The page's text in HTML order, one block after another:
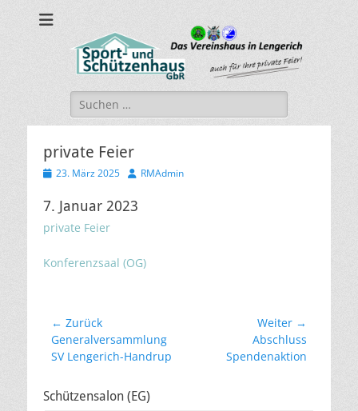
sport-und-
schuetzenhaus.de
Sport- und Schützenhaus GbR
Suche
nach:
private Feier
Veröffentlicht
23. März 2025 AutorRMAdmin
7. Januar 2023
private Feier
Konferenzsaal (OG)
Beitragsnavigation
← Zurück
Vorheriger
Beitrag:
Generalversammlung
SV Lengerich-Handrup
Weiter →
Abschluss
Spendenaktion
Schützensalon (EG)